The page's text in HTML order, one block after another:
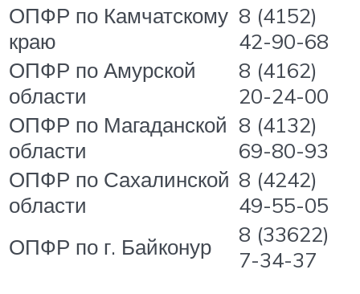
ОПФР по Камчатскому
краю
8 (4152)
42-90-68
ОПФР по Амурской
области
8 (4162)
20-24-00
ОПФР по Магаданской
области
8 (4132)
69-80-93
ОПФР по Сахалинской
области
8 (4242)
49-55-05
ОПФР по г. Байконур
8 (33622)
7-34-37